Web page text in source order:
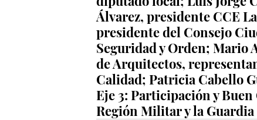
Álvarez, presidente CCE
presidente del Consejo
Seguridad y Orden; Mario
de Arquitectos,
Calidad; Patricia Cabello
Eje 3: Participación y
Región Militar y la